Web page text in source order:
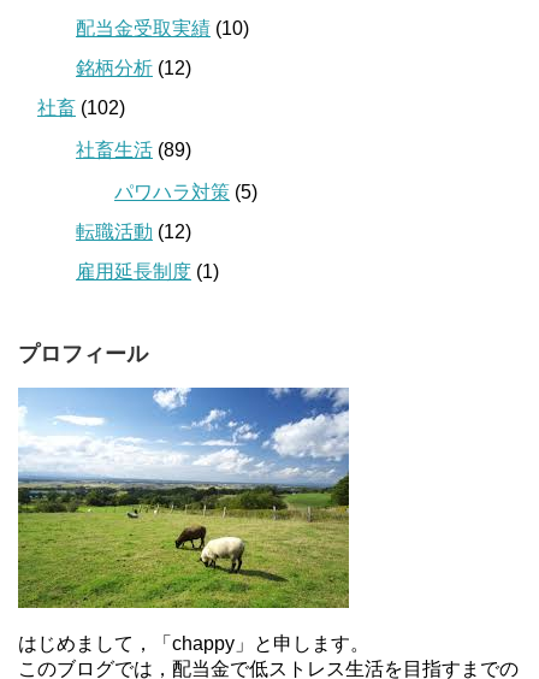
配当金受取実績 (10)
銘柄分析 (12)
社畜 (102)
社畜生活 (89)
パワハラ対策 (5)
転職活動 (12)
雇用延長制度 (1)
プロフィール
はじめまして，「chappy」と申します。
このブログでは，配当金で低ストレス生活を目指すまでの